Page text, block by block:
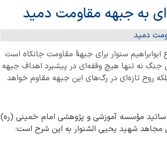
به جبهه مقاومت دمید
سنوار برای جبهۀ مقاومت جانکاه است
نه تنها هیچ وقفه‌ای در پیشبرد اهداف جبهه
روح تازه‌ای در رگ‌های این جبهه مقاوم خواهد
مؤسسه آموزشی و پژوهشی امام خمینی (ره)
شهید یحیی السّنوار به این شرح است: